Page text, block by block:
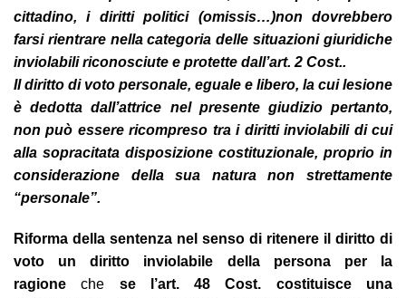
cittadino, i diritti politici (omissis…)non dovrebbero
farsi rientrare nella categoria delle situazioni giuridiche
inviolabili riconosciute e protette dall’art. 2 Cost..
Il diritto di voto personale, eguale e libero, la cui lesione
è dedotta dall’attrice nel presente giudizio pertanto,
non può essere ricompreso tra i diritti inviolabili di cui
alla sopracitata disposizione costituzionale, proprio in
considerazione della sua natura non strettamente
“personale”.
Riforma della sentenza nel senso di ritenere il diritto di
voto un diritto inviolabile della persona per la
ragioneche se l’art. 48 Cost. costituisce una